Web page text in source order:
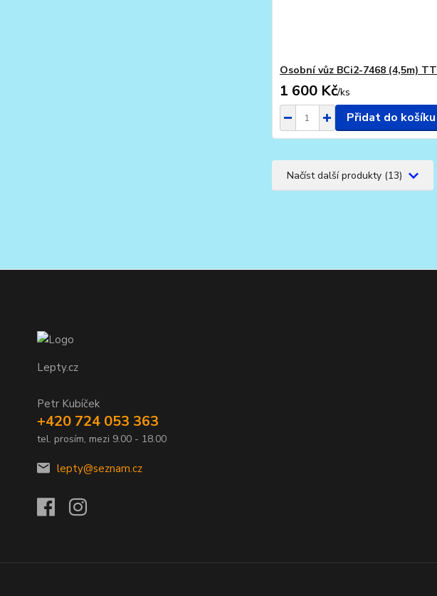
Osobní vůz BCi2-7468 (4,5m) TT
1 600 Kč/ks
Přidat do košíku
Načíst další produkty (13)
Lepty.cz
Petr Kubíček
+420 724 053 363
tel. prosím, mezi 9.00 - 18.00
lepty@seznam.cz